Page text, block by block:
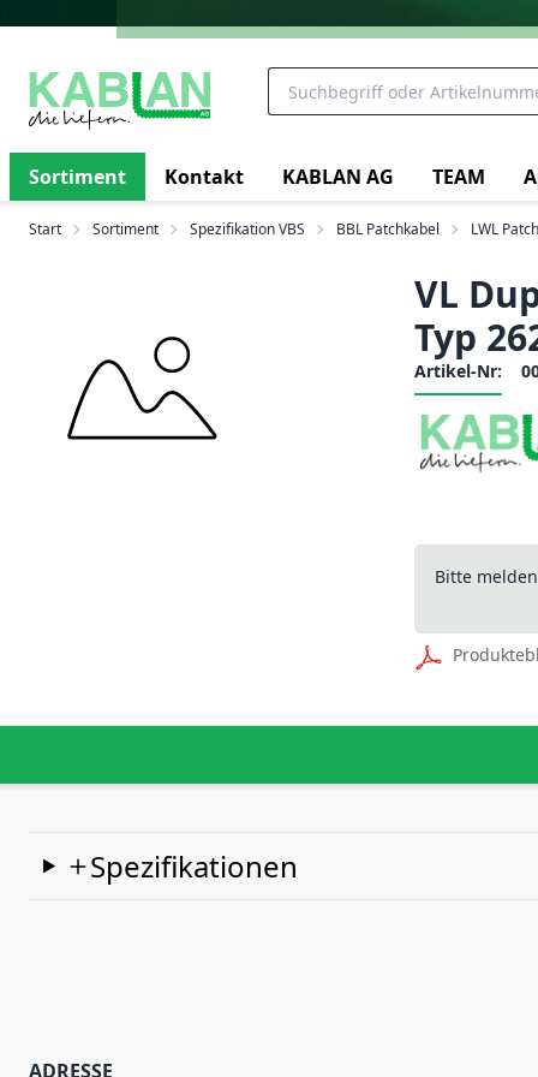
Sortiment Kontakt KABLAN AG TEAM
Start Sortiment Spezifikation VBS BBL Patchkabel LWL
VL
Typ
Artikel-Nr:
Bitte
Spezifikationen
ADRESSE